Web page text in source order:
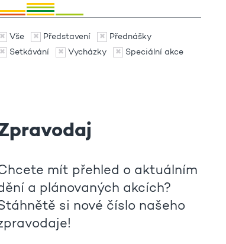
Vše Představení
Přednášky
Setkávání
Vycházky Speciální akce
mít přehled o aktuálním
a plánovaných akcích?
si nové číslo našeho